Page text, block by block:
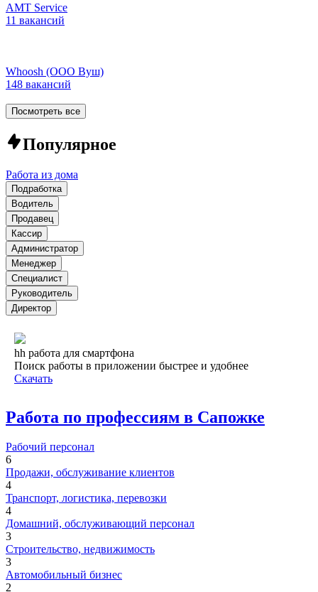
AMT Service
11 вакансий
Whoosh (ООО Вуш)
148 вакансий
Посмотреть все
Популярное
Работа из дома
Подработка
Водитель
Продавец
Кассир
Администратор
Менеджер
Специалист
Руководитель
Директор
hh работа для смартфона
Поиск работы в приложении быстрее и удобнее
Скачать
Работа по профессиям в Сапожке
Рабочий персонал
6
Продажи, обслуживание клиентов
4
Транспорт, логистика, перевозки
4
Домашний, обслуживающий персонал
3
Строительство, недвижимость
3
Автомобильный бизнес
2